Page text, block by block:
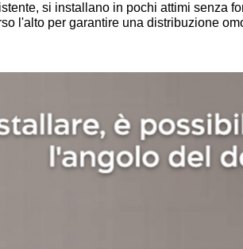
si installano in pochi attimi senza
l'alto per garantire una distribuzione